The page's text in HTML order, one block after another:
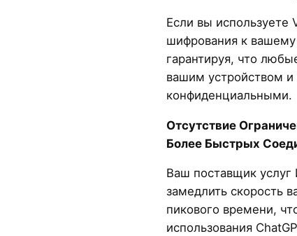
Если вы используете
шифрования к
гарантируя, что
вашим устройством и
конфиденциальными.
Отсутствие
Более Быстрых
Ваш поставщик
замедлить скорость
пикового времени,
использования